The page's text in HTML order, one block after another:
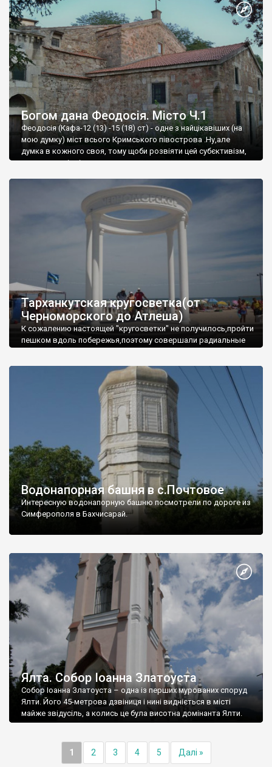
Богом дана Феодосія. Місто Ч.1
Феодосія (Кафа-12 (13) -15 (18) ст) - одне з найцікавіших (на
мою думку) міст всього Кримського півострова .Ну,але
думка в кожного своя, тому щоби розвіяти цей субєктивізм,
запрошую відвідати це
Тарханкутская кругосветка(от
Черноморского до Атлеша)
К сожалению настоящей "кругосветки" не получилось,пройти
пешком вдоль побережья,поэтому совершали радиальные
Водонапорная башня в с.Почтовое
Интересную водонапорную башню посмотрели по дороге из
Симферополя в Бахчисарай.
Ялта. Собор Іоанна Златоуста
Собор Іоанна Златоуста – одна із перших мурованих споруд
Ялти. Його 45-метрова дзвіниця і нині видніється в місті
майже звідусіль, а колись це була висотна домінанта Ялти.
1 2 3 4 5 Далі »